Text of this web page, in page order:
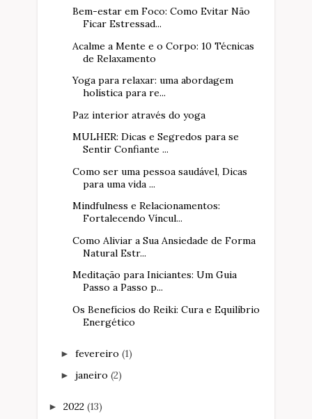
Bem-estar em Foco: Como Evitar Não
Ficar Estressad...
Acalme a Mente e o Corpo: 10 Técnicas
de Relaxamento
Yoga para relaxar: uma abordagem
holística para re...
Paz interior através do yoga
MULHER: Dicas e Segredos para se
Sentir Confiante ...
Como ser uma pessoa saudável, Dicas
para uma vida ...
Mindfulness e Relacionamentos:
Fortalecendo Víncul...
Como Aliviar a Sua Ansiedade de Forma
Natural Estr...
Meditação para Iniciantes: Um Guia
Passo a Passo p...
Os Benefícios do Reiki: Cura e Equilíbrio
Energético
► fevereiro (1)
► janeiro (2)
► 2022 (13)